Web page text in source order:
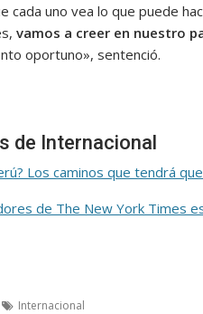
cada uno vea lo que puede
vamos a creer en nuestro
oportuno», sentenció.
de Internacional
Los caminos que tendrá
de The New York Times
Internacional